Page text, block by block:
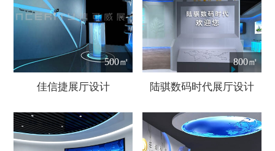
500㎡
佳信捷展厅设计
800㎡
陆骐数码时代展厅设计